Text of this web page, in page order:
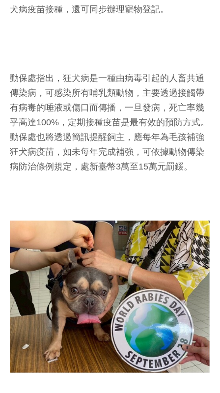
犬病疫苗接種，還可同步辦理寵物登記。
動保處指出，狂犬病是一種由病毒引起的人畜共通
傳染病，可感染所有哺乳類動物，主要透過接觸帶
有病毒的唾液或傷口而傳播，一旦發病，死亡率幾
乎高達100%，定期接種疫苗是最有效的預防方式。
動保處也將透過簡訊提醒飼主，應每年為毛孩補強
狂犬病疫苗，如未每年完成補強，可依據動物傳染
病防治條例規定，處新臺幣3萬至15萬元罰鍰。